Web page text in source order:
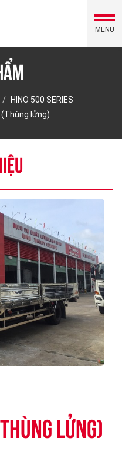
MENU
HINO 500 SERIES
(Thùng lửng)
lửng)